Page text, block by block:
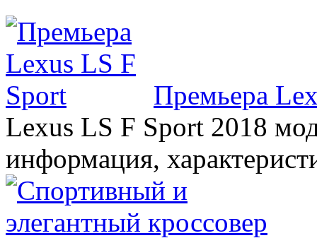
Премьера
Lexus LS F Sport 2018
информация,